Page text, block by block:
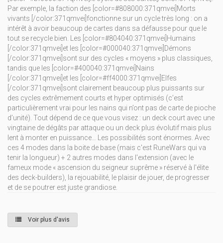
Par exemple, la faction des [color=#808000:371qmvei]Morts
vivants [/color:371qmvei]fonctionne sur un cycle très long : on a
intérêt à avoir beaucoup de cartes dans sa défausse pour que le
tout se recycle bien. Les [color=#804040:371qmvei]Humains
[/color:371qmvei]et les [color=#000040:371qmvei]Démons
[/color:371qmvei]sont sur des cycles « moyens » plus classiques,
tandis que les [color=#400040:371qmvei]Nains
[/color:371qmvei]et les [color=#ff4000:371qmvei]Elfes
[/color:371qmvei]sont clairement beaucoup plus puissants sur
des cycles extrêmement courts et hyper optimisés (c’est
particulièrement vrai pour les nains qui n’ont pas de carte de pioche
d’unité). Tout dépend de ce que vous visez : un deck court avec une
vingtaine de dégâts par attaque ou un deck plus évolutif mais plus
lent à monter en puissance… Les possibilités sont énormes. Avec
ces 4 modes dans la boite de base (mais c'est RuneWars qui va
tenir la longueur) + 2 autres modes dans l'extension (avec le
fameux mode « ascension du seigneur suprême » réservé à l'élite
des deck-builders), la rejouabilité, le plaisir de jouer, de progresser
et de se poutrer est juste grandiose.
Voir plus d'avis